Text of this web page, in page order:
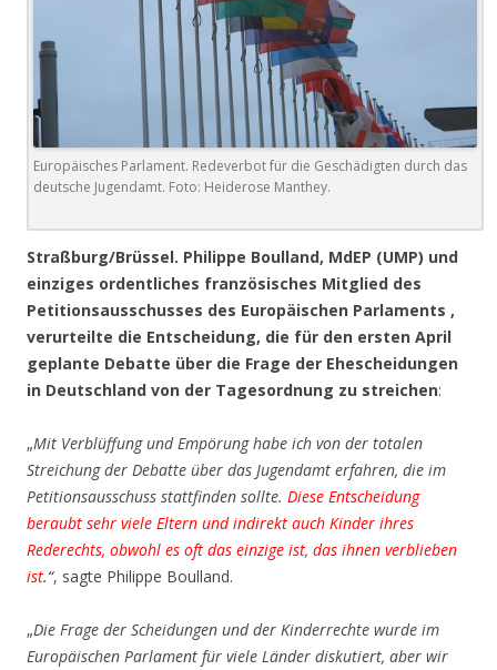
Europäisches Parlament. Redeverbot für die Geschädigten durch das
deutsche Jugendamt. Foto: Heiderose Manthey.
Straßburg/Brüssel. Philippe Boulland, MdEP (UMP) und
einziges ordentliches französisches Mitglied des
Petitionsausschusses des Europäischen Parlaments ,
verurteilte die Entscheidung, die für den ersten April
geplante Debatte über die Frage der Ehescheidungen
in Deutschland von der Tagesordnung zu streichen:
„Mit Verblüffung und Empörung habe ich von der totalen
Streichung der Debatte über das Jugendamt erfahren, die im
Petitionsausschuss stattfinden sollte. Diese Entscheidung
beraubt sehr viele Eltern und indirekt auch Kinder ihres
Rederechts, obwohl es oft das einzige ist, das ihnen verblieben
ist.“, sagte Philippe Boulland.
„Die Frage der Scheidungen und der Kinderrechte wurde im
Europäischen Parlament für viele Länder diskutiert, aber wir